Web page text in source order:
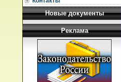
Новые документы
Реклама